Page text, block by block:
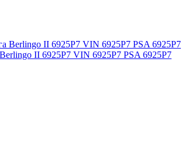
II 6925P7 VIN 6925P7 PSA 6925P7